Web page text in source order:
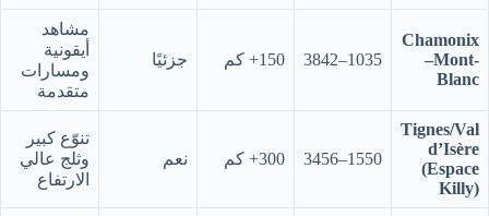
Chamonix
–Mont-
Blanc
1035–3842 150+ كم جزئيًا
مشاهد
أيقونية
ومسارات
متقدمة
Tignes/Val
d’Isère
(Espace
Killy)
1550–3456 300+ كم نعم
تنوّع كبير
وثلج عالي
الارتفاع